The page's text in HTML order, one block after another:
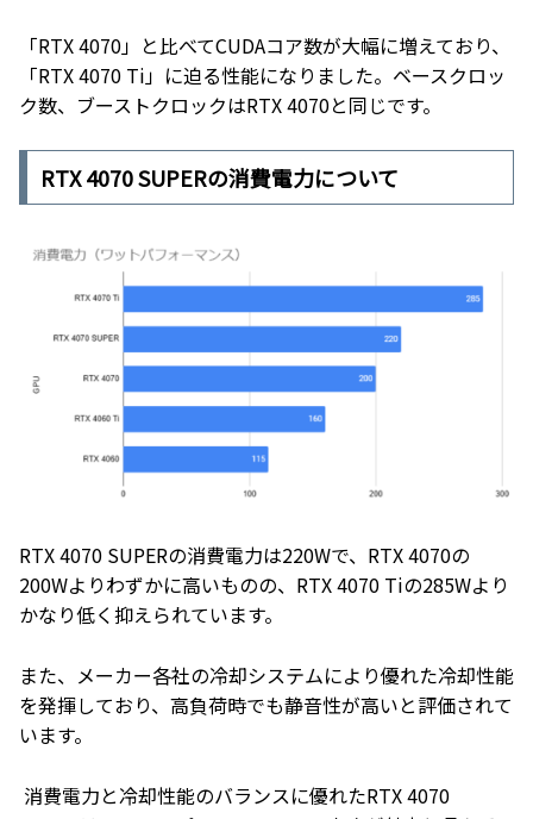
「RTX 4070」と比べてCUDAコア数が大幅に増えており、
「RTX 4070 Ti」に迫る性能になりました。ベースクロッ
ク数、ブーストクロックはRTX 4070と同じです。
RTX 4070 SUPERの消費電力について
RTX 4070 SUPERの消費電力は220Wで、RTX 4070の
200Wよりわずかに高いものの、RTX 4070 Tiの285Wより
かなり低く抑えられています。
また、メーカー各社の冷却システムにより優れた冷却性能
を発揮しており、高負荷時でも静音性が高いと評価されて
います。
消費電力と冷却性能のバランスに優れたRTX 4070